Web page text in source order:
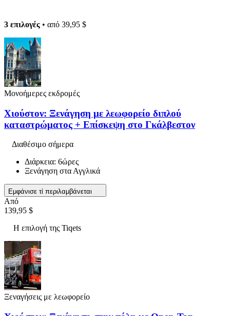
3 επιλογές • από 39,95 $
Μονοήμερες εκδρομές
Χιούστον: Ξενάγηση με λεωφορείο διπλού
καταστρώματος + Επίσκεψη στο Γκάλβεστον
Διαθέσιμο σήμερα
Διάρκεια: 6ώρες
Ξενάγηση στα Αγγλικά
Εμφάνισε τί περιλαμβάνεται
Από
139,95 $
Η επιλογή της Tiqets
Ξεναγήσεις με λεωφορείο